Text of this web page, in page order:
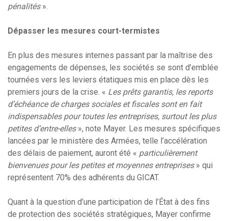
pénalités».
Dépasser les mesures court-termistes
En plus des mesures internes passant par la maîtrise des
engagements de dépenses, les sociétés se sont d’emblée
tournées vers les leviers étatiques mis en place dès les
premiers jours de la crise. « Les prêts garantis, les reports
d’échéance de charges sociales et fiscales sont en fait
indispensables pour toutes les entreprises, surtout les plus
petites d’entre-elles», note Mayer. Les mesures spécifiques
lancées par le ministère des Armées, telle l’accélération
des délais de paiement, auront été « particulièrement
bienvenues pour les petites et moyennes entreprises» qui
représentent 70% des adhérents du GICAT.
Quant à la question d’une participation de l’État à des fins
de protection des sociétés stratégiques, Mayer confirme